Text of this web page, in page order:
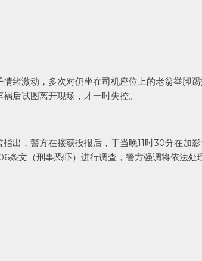
绪激动，多次对仍坐在司机座位上的老翁举脚
后试图离开现场，才一时失控。
出，警方在接获投报后，于当晚11时30分在加
条文（刑事恐吓）进行调查，警方强调将依法处